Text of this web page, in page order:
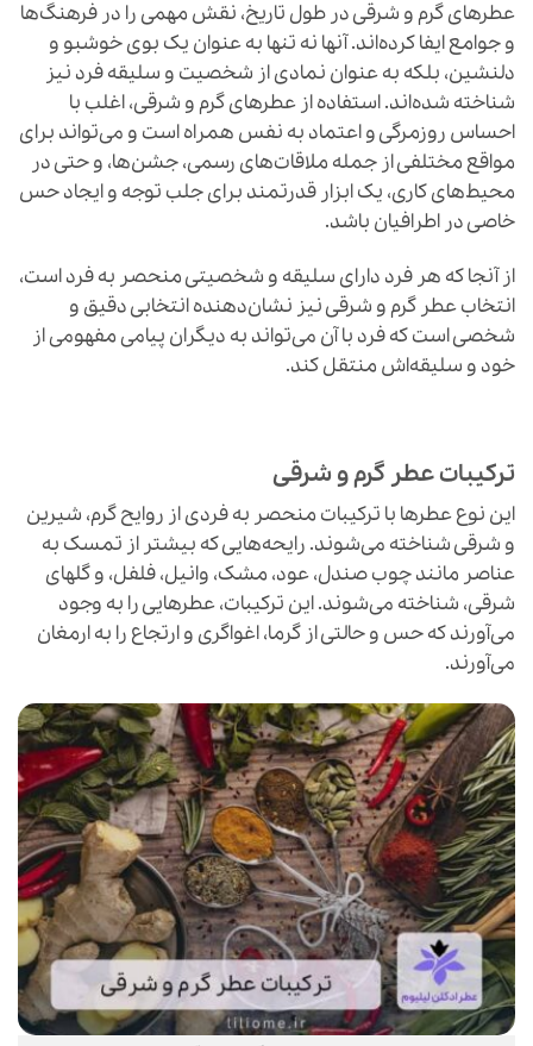
عطرهای گرم و شرقی در طول تاریخ، نقش مهمی را در فرهنگ‌ها
و جوامع ایفا کرده‌اند. آنها نه تنها به عنوان یک بوی خوشبو و
دلنشین، بلکه به عنوان نمادی از شخصیت و سلیقه فرد نیز
شناخته شده‌اند. استفاده از عطرهای گرم و شرقی، اغلب با
احساس روزمرگی و اعتماد به نفس همراه است و می‌تواند برای
مواقع مختلفی از جمله ملاقات‌های رسمی، جشن‌ها، و حتی در
محیط‌های کاری، یک ابزار قدرتمند برای جلب توجه و ایجاد حس
خاصی در اطرافیان باشد.
از آنجا که هر فرد دارای سلیقه و شخصیتی منحصر به فرد است،
انتخاب عطر گرم و شرقی نیز نشان‌دهنده انتخابی دقیق و
شخصی است که فرد با آن می‌تواند به دیگران پیامی مفهومی از
خود و سلیقه‌اش منتقل کند.
ترکیبات عطر گرم و شرقی
این نوع عطرها با ترکیبات منحصر به فردی از روایح گرم، شیرین
و شرقی شناخته می‌شوند. رایحه‌هایی که بیشتر از تمسک به
عناصر مانند چوب صندل، عود، مشک، وانیل، فلفل، و گلهای
شرقی، شناخته می‌شوند. این ترکیبات، عطرهایی را به وجود
می‌آورند که حس و حالتی از گرما، اغواگری و ارتجاع را به ارمغان
می‌آورند.